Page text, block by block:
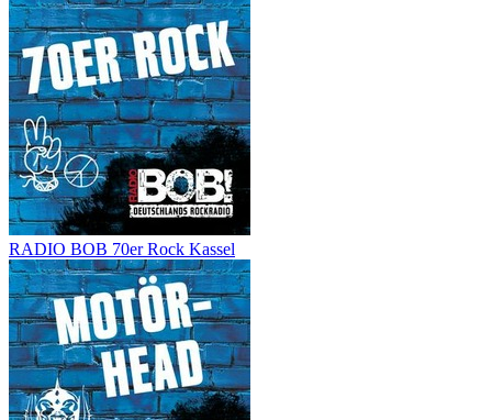
RADIO BOB 70er Rock Kassel